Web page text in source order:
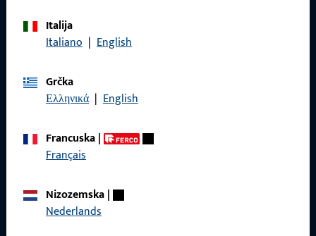
Italija
Italiano | English
Grčka
Ελληνικά | English
Francuska|
Français
Nizozemska|
Nederlands
Zaštita podataka